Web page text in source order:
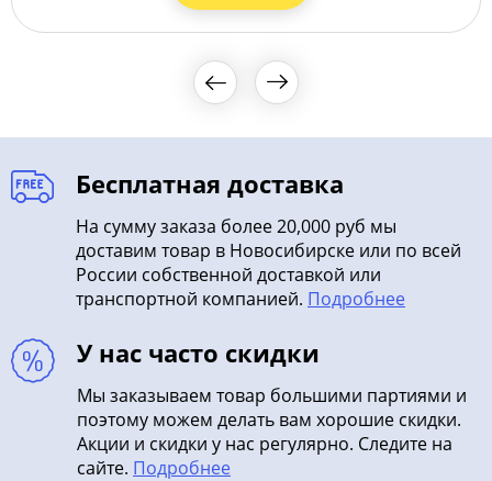
Бесплатная доставка
На сумму заказа более 20,000 руб мы
доставим товар в Новосибирске или по всей
России собственной доставкой или
транспортной компанией. Подробнее
У нас часто скидки
Мы заказываем товар большими партиями и
поэтому можем делать вам хорошие скидки.
Акции и скидки у нас регулярно. Следите на
сайте. Подробнее